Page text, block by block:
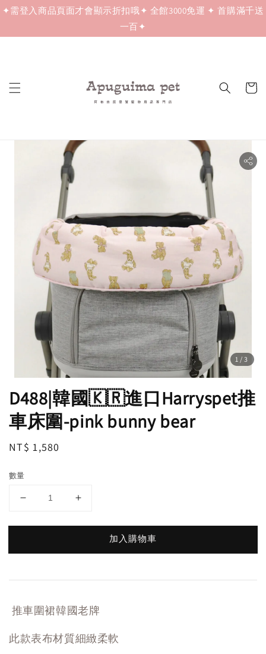
✦需登入商品頁面才會顯示折扣哦✦ 全館3000免運 ✦ 首購滿千送
一百✦
1 /3
D488|韓國🇰🇷進口Harryspet推
車床圍-pink bunny bear
Regular
NT$ 1,580
數量
加入購物車
推車圍裙韓國老牌
此款表布材質細緻柔軟